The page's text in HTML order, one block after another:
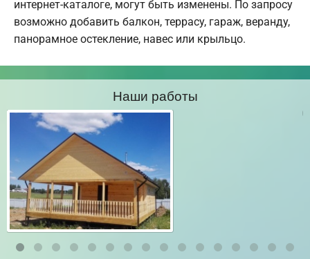
интернет-каталоге, могут быть изменены. По запросу
возможно добавить балкон, террасу, гараж, веранду,
панорамное остекление, навес или крыльцо.
Наши работы